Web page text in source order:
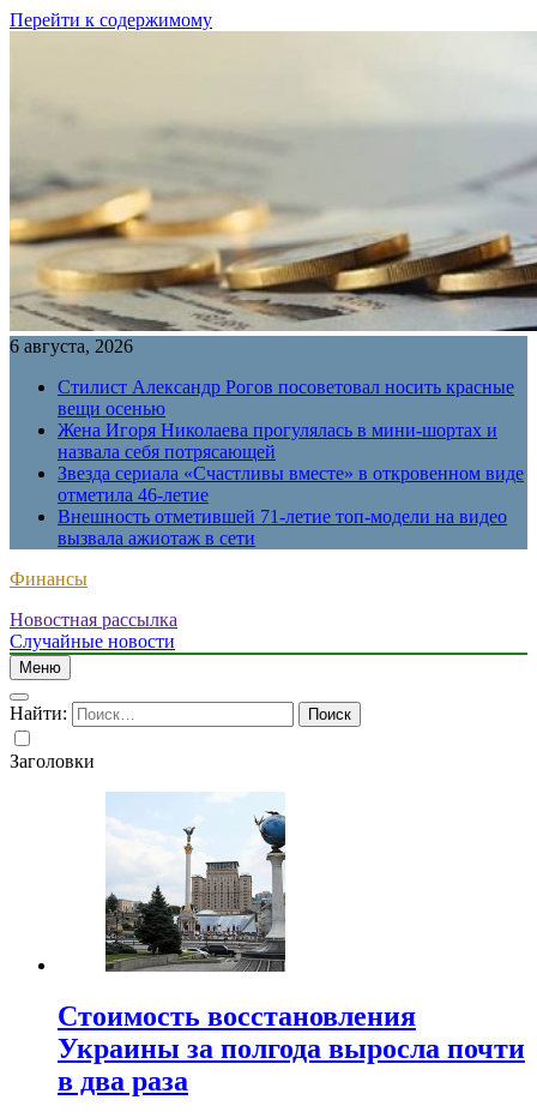
Перейти к содержимому
6 августа, 2026
Стилист Александр Рогов посоветовал носить красные
вещи осенью
Жена Игоря Николаева прогулялась в мини-шортах и
назвала себя потрясающей
Звезда сериала «Счастливы вместе» в откровенном виде
отметила 46-летие
Внешность отметившей 71-летие топ-модели на видео
вызвала ажиотаж в сети
Финансы
Новостная рассылка
Случайные новости
Меню
Найти:
Заголовки
Стоимость восстановления
Украины за полгода выросла почти
в два раза